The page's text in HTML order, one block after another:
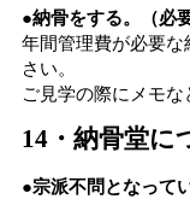
●納骨をする。（必
年間管理費が必要
さい。
ご見学の際にメモな
14・納骨堂に
●宗派不問となって